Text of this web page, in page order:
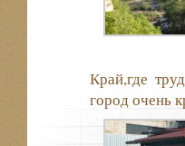
Край,где
город очень